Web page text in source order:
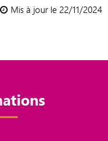
Mis à jour le 22/11/2024